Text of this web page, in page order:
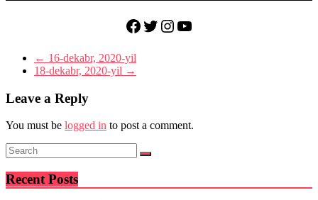
Facebook
Twitter
Instagram
YouTube
← 16-dekabr, 2020-yil
18-dekabr, 2020-yil →
Leave a Reply
You must be logged in to post a comment.
Recent Posts